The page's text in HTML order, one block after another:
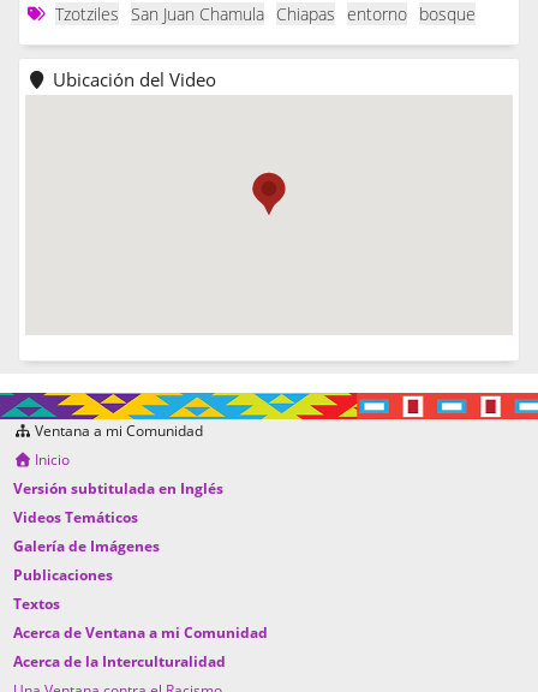
Tzotziles
San Juan Chamula Chiapas entorno bosque
Ubicación del Video
Ventana a mi Comunidad
Inicio
Versión subtitulada en Inglés
Videos Temáticos
Galería de Imágenes
Publicaciones
Textos
Acerca de Ventana a mi Comunidad
Acerca de la Interculturalidad